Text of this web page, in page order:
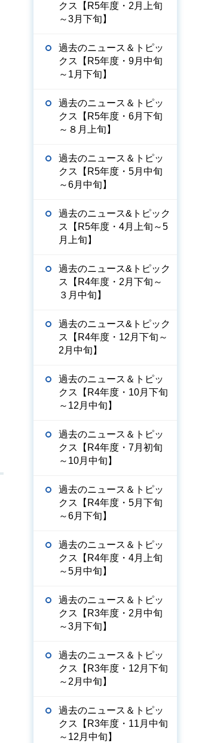
クス【R5年度・2月上旬
～3月下旬】
過去のニュース＆トピッ
クス【R5年度・9月中旬
～1月下旬】
過去のニュース＆トピッ
クス【R5年度・6月下旬
～８月上旬】
過去のニュース＆トピッ
クス【R5年度・5月中旬
～6月中旬】
過去のニュース&トピック
ス【R5年度・4月上旬～5
月上旬】
過去のニュース&トピック
ス【R4年度・2月下旬～
３月中旬】
過去のニュース&トピック
ス【R4年度・12月下旬～
2月中旬】
過去のニュース＆トピッ
クス【R4年度・10月下旬
～12月中旬】
過去のニュース＆トピッ
クス【R4年度・7月初旬
～10月中旬】
過去のニュース＆トピッ
クス【R4年度・5月下旬
～6月下旬】
過去のニュース＆トピッ
クス【R4年度・4月上旬
～5月中旬】
過去のニュース＆トピッ
クス【R3年度・2月中旬
～3月下旬】
過去のニュース＆トピッ
クス【R3年度・12月下旬
～2月中旬】
過去のニュース＆トピッ
クス【R3年度・11月中旬
～12月中旬】